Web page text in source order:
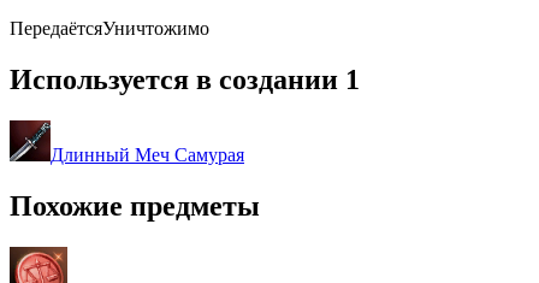
ПередаётсяУничтожимо
Используется в создании 1
Длинный Меч Самурая
Похожие предметы